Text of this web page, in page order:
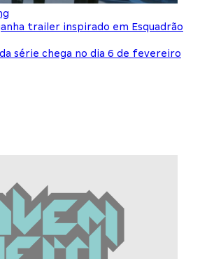
trailer inspirado em Esquadrão
série chega no dia 6 de fevereiro